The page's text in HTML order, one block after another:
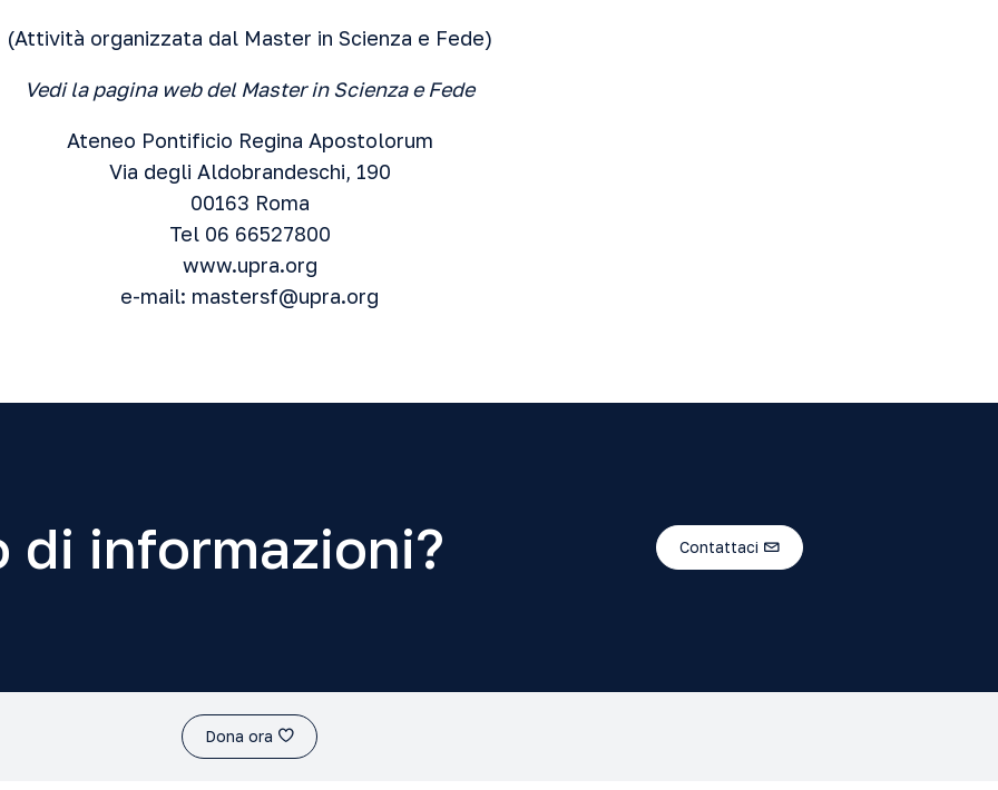
(Attività organizzata dal Master in Scienza e Fede)
Vedila pagina web del Master in Scienza e Fede
Ateneo Pontificio Regina Apostolorum
Via degli Aldobrandeschi, 190
00163 Roma
Tel 06 66527800
www.upra.org
e-mail: mastersf@upra.org
di informazioni? Contattaci
Dona ora